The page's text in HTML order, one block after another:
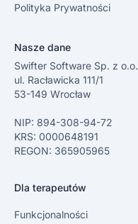
Polityka Prywatności
Nasze dane
Swifter Software Sp. z o.o.
ul. Racławicka 111/1
53-149 Wrocław
NIP: 894-308-94-72
KRS: 0000648191
REGON: 365905965
Dla terapeutów
Funkcjonalności